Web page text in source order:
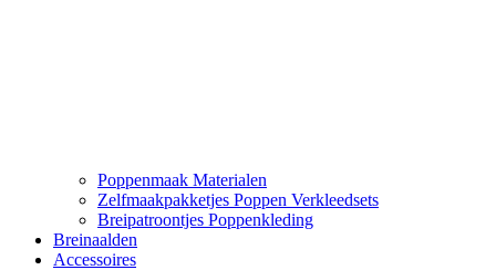
Poppenmaak Materialen
Zelfmaakpakketjes Poppen Verkleedsets
Breipatroontjes Poppenkleding
Breinaalden
Accessoires